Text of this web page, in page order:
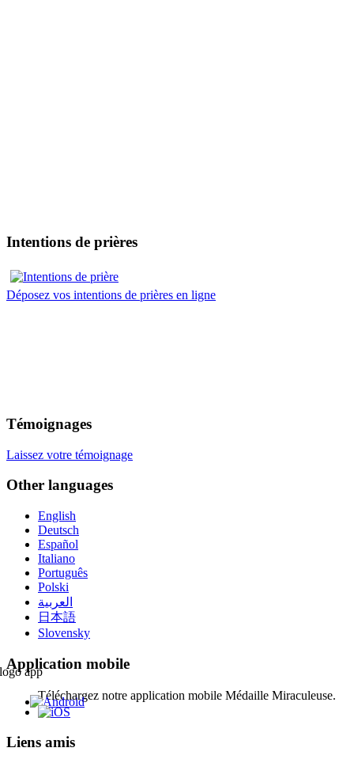
Intentions de prières
Déposez vos intentions de prières en ligne
Témoignages
Laissez votre témoignage
Other languages
English
Deutsch
Español
Italiano
Português
Polski
العربية
日本語
Slovensky
Application mobile
Téléchargez notre application mobile Médaille Miraculeuse.
Liens amis